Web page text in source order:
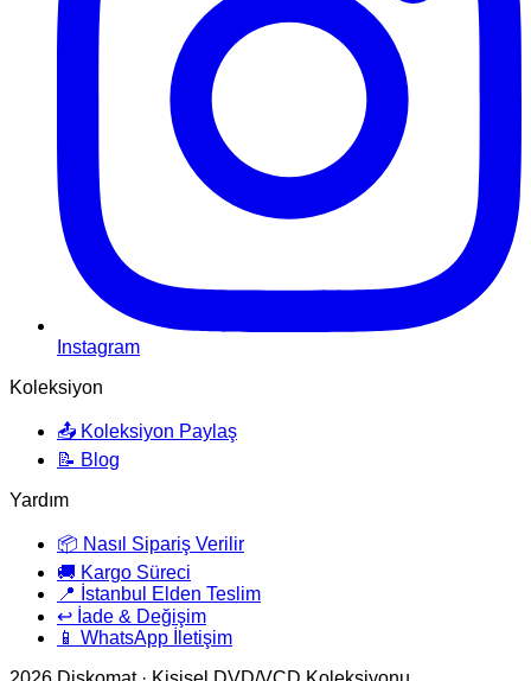
Instagram
Koleksiyon
📤 Koleksiyon Paylaş
📝 Blog
Yardım
📦 Nasıl Sipariş Verilir
🚚 Kargo Süreci
📍 İstanbul Elden Teslim
↩️ İade & Değişim
📱 WhatsApp İletişim